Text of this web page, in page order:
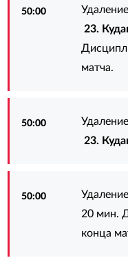
50:00
23.
матча.
50:00
23.
50:00
20 мин.
конца